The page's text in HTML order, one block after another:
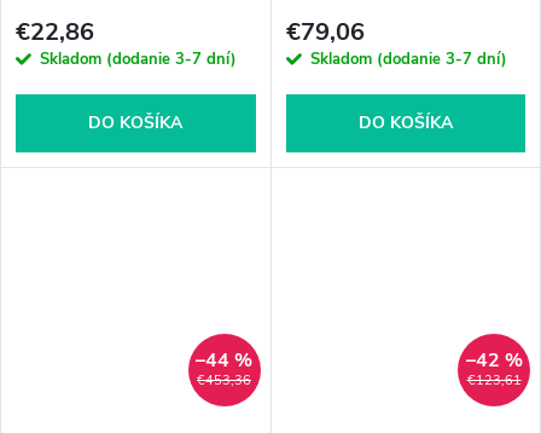
€22,86
Skladom (dodanie 3-7 dní)
DO KOŠÍKA
€79,06
Skladom (dodanie 3-7 dní)
DO KOŠÍKA
€453,36
–44 %
€123,61
–42 %